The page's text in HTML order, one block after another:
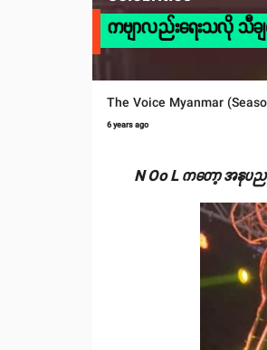
ကဗျာလည်းရေးသလို သီခ
The Voice Myanmar
6 years ago
N Oo L ကတော့ အနုပ